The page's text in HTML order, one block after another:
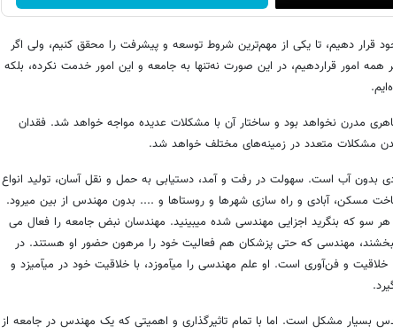
قرار دهیم، تا یکی از مهم‌ترین شروط توسعه و پیشرفت را محقق کنیم، ولی اگر
امور قراردهیم، در این صورت نه‌تنها به جامعه و این امور خدمت نکرده، بلکه
مدرن نخواهد بود و ساختار آن با مشکلات عدیده مواجه خواهد شد. فقدان
مشکلات متعدد در زمینه‌های مختلف خواهد شد.
بدون آب است. سهولت در رفت و آمد، دستیابی به حمل و نقل آسان، تولید انواع
مواد غذایی، تولید انواع خودرو، ساخت مسکن، آبادی و راه سازی شهرها و روستاها و .... بدون مهندس از بین می‎رود.
در واقع در جامعه مدرن کنونی به هر سو که بنگرید اجزایی مهندسی شده می‎بینید. مهندسان نبض جامعه را فعال می
کنند و روح زندگی مدرن به آن می‎بخشند، مهندسی که حتی پزشکان هم فعالیت خود را مرهون حضور او هستند. در
واقع روز مهندس ، روز تجلیِ علم، خلاقیت و فن‌آوری است. او علم مهندسی را می‎آموزد، با خلاقیت خود در می‎آمیزد و
بسیار مشکل است. اما با تمام تاثیرگذاری و اهمیتی که یک مهندس در جامعه از